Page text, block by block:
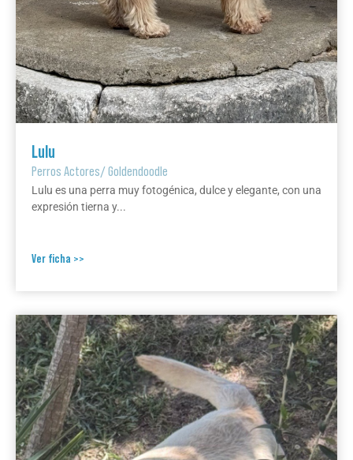
Lulu
Perros Actores/Goldendoodle
Lulu es una perra muy fotogénica, dulce y elegante, con una
expresión tierna y...
Ver ficha >>